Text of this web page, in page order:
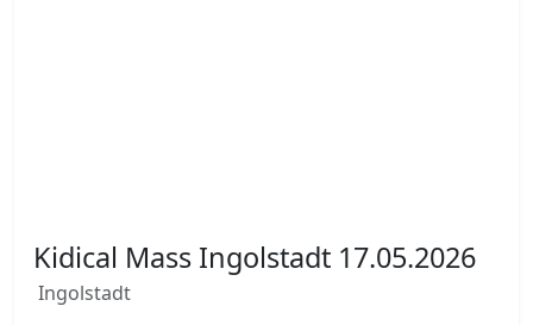
Kidical Mass Ingolstadt 17.05.2026
Ingolstadt